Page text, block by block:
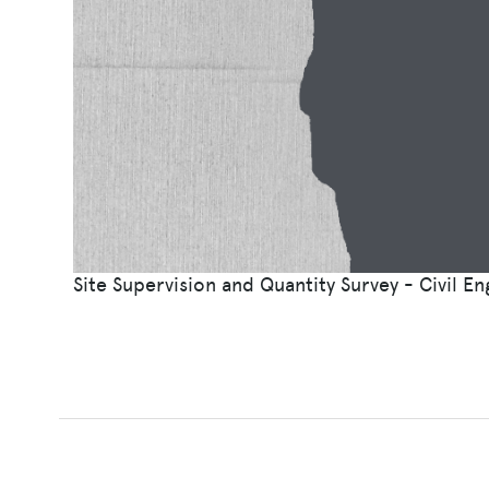
Site Supervision and Quantity Survey - Civil